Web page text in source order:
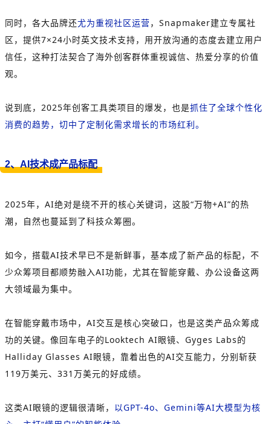
同时，各大品牌还尤为重视社区运营，Snapmaker建立专属社
区，提供7×24小时英文技术支持，用开放沟通的态度去建立用户
信任，这种打法契合了海外创客群体重视诚信、热爱分享的价值
观。
说到底，2025年创客工具类项目的爆发，也是抓住了全球个性化
消费的趋势，切中了定制化需求增长的市场红利。
2、AI技术成产品标配
2025年，AI绝对是绕不开的核心关键词，这股“万物+AI”的热
潮，自然也蔓延到了科技众筹圈。
如今，搭载AI技术早已不是新鲜事，基本成了新产品的标配，不
少众筹项目都顺势融入AI功能，尤其在智能穿戴、办公设备这两
大领域最为集中。
在智能穿戴市场中，AI交互是核心突破口，也是这类产品众筹成
功的关键。像回车电子的Looktech AI眼镜、Gyges Labs的
Halliday Glasses AI眼镜，靠着出色的AI交互能力，分别斩获
119万美元、331万美元的好成绩。
这类AI眼镜的逻辑很清晰， 以GPT-4o、Gemini等AI大模型为核